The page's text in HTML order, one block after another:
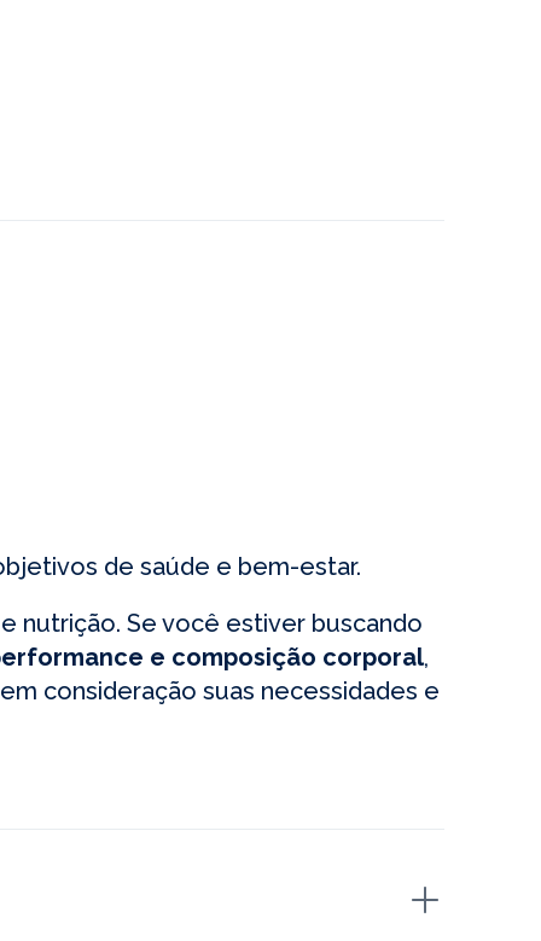
de saúde e bem-estar.
nutrição. Se você estiver buscando
e composição corporal,
consideração suas necessidades e